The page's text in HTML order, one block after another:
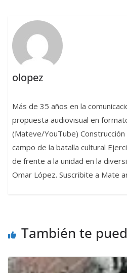
olopez
Más de 35 años en la
propuesta audiovisual en
(Mateve/YouTube)
campo de la batalla cultural
de frente a la unidad en la
Omar López. Suscribite a Mate
También te